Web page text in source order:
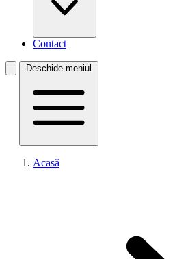
Contact
Deschide meniul
Acasă